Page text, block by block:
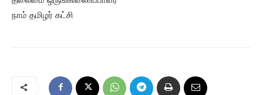
நாம் தமிழர் கட்சி